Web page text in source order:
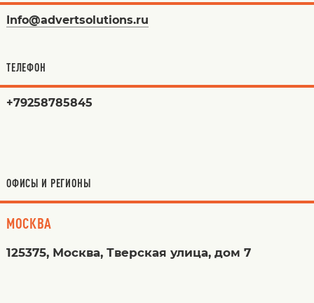
Info@advertsolutions.ru
ТЕЛЕФОН
+79258785845
ОФИСЫ И РЕГИОНЫ
МОСКВА
125375, Москва, Тверская улица, дом 7